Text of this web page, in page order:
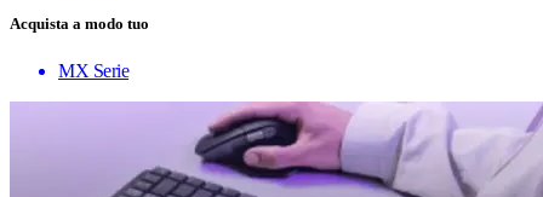
Acquista a modo tuo
MX Serie